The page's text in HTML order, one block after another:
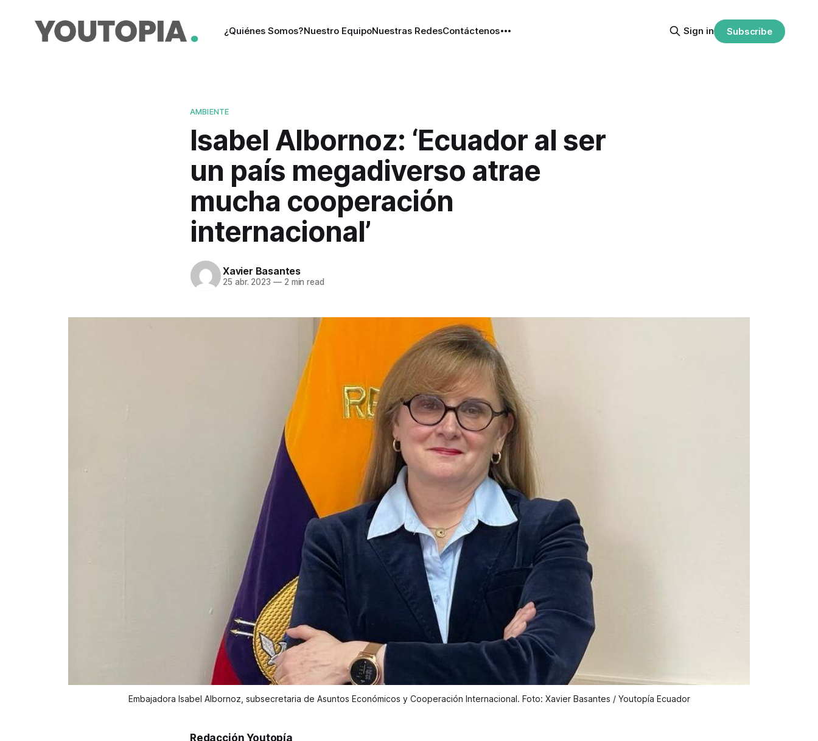
¿Quiénes Somos?Nuestro EquipoNuestras RedesContáctenos Sign in Subscribe
AMBIENTE
Isabel Albornoz: ‘Ecuador al ser
un país megadiverso atrae
mucha cooperación
internacional’
Xavier Basantes
25 abr. 2023 —2 min read
Embajadora Isabel Albornoz, subsecretaria de Asuntos Económicos y Cooperación Internacional. Foto: Xavier Basantes / Youtopía Ecuador
Redacción Youtopía